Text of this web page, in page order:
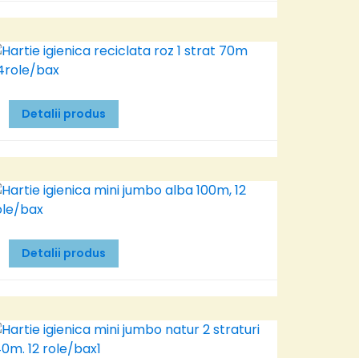
Detalii produs
Detalii produs